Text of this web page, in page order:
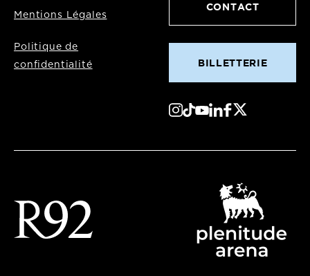
Mentions Légales
Politique de
confidentialité
CONTACT
BILLETTERIE